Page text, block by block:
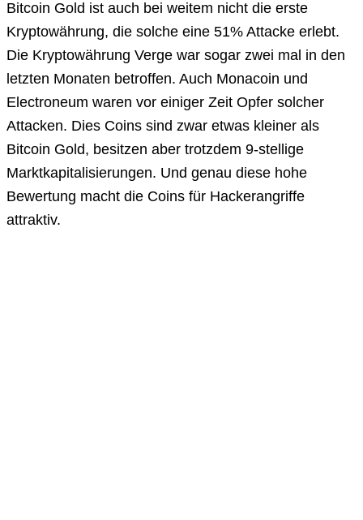
Bitcoin Gold ist auch bei weitem nicht die erste
Kryptowährung, die solche eine 51% Attacke erlebt.
Die Kryptowährung Verge war sogar zwei mal in den
letzten Monaten betroffen. Auch Monacoin und
Electroneum waren vor einiger Zeit Opfer solcher
Attacken. Dies Coins sind zwar etwas kleiner als
Bitcoin Gold, besitzen aber trotzdem 9-stellige
Marktkapitalisierungen. Und genau diese hohe
Bewertung macht die Coins für Hackerangriffe
attraktiv.